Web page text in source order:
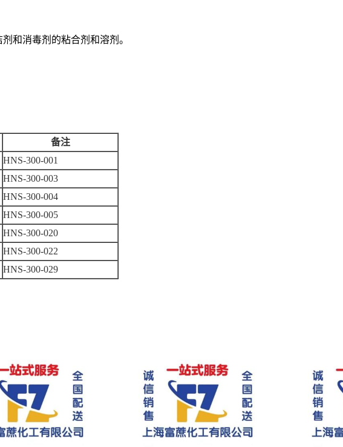
和消毒剂的粘合剂和溶剂。
备注
HNS-300-001
HNS-300-003
HNS-300-004
HNS-300-005
HNS-300-020
HNS-300-022
HNS-300-029